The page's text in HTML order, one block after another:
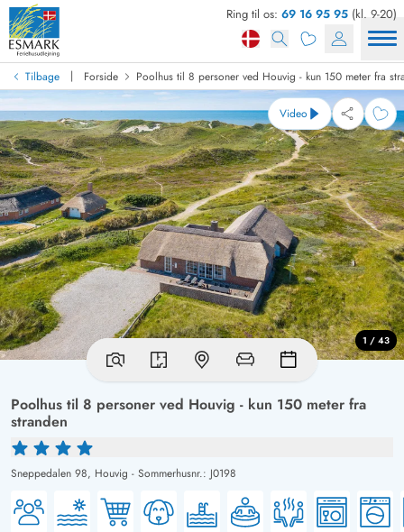
Ring til os: 69 16 95 95 (kl. 9-20)
Tilbage | Forside Poolhus til 8 personer ved Houvig - kun 150 meter fra
Poolhus til 8 personer ved Houvig - kun 150 meter fra
stranden
Sneppedalen 98, Houvig - Sommerhusnr.: J0198
Video
1 / 43